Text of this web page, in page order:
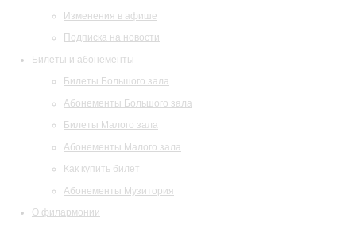
Изменения в афише
Подписка на новости
Билеты и абонементы
Билеты Большого зала
Абонементы Большого зала
Билеты Малого зала
Абонементы Малого зала
Как купить билет
Абонементы Музитория
О филармонии